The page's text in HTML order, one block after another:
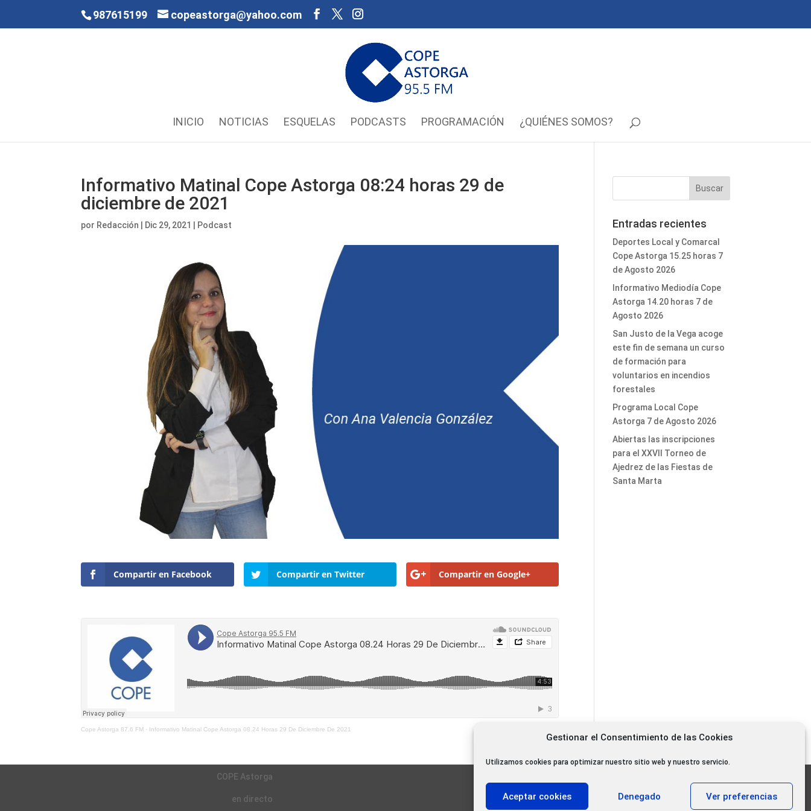
Gestionar el Consentimiento de las Cookies
Utilizamos cookies para optimizar nuestro sitio web y nuestro servicio.
Aceptar cookies Denegado Ver preferencias
987615199 copeastorga@yahoo.com
INICIO NOTICIAS ESQUELAS PODCASTS PROGRAMACIÓN ¿QUIÉNES SOMOS?
Informativo Matinal Cope Astorga 08:24 horas 29 de
diciembre de 2021
por Redacción Dic 29, 2021 Podcast
Compartir en Facebook Compartir en Twitter Compartir en Google+
Cope Astorga 87.6 FM · Informativo Matinal Cope Astorga 08.24 Horas 29 De Diciembre De 2021
Entradas recientes
Deportes Local y Comarcal
Cope Astorga 15.25 horas 7
de Agosto 2026
Informativo Mediodía Cope
Astorga 14.20 horas 7 de
Agosto 2026
San Justo de la Vega acoge
este fin de semana un curso
de formación para
voluntarios en incendios
forestales
Programa Local Cope
Astorga 7 de Agosto 2026
Abiertas las inscripciones
para el XXVII Torneo de
Ajedrez de las Fiestas de
Santa Marta
COPE Astorga
en directo 11.000 Gracias